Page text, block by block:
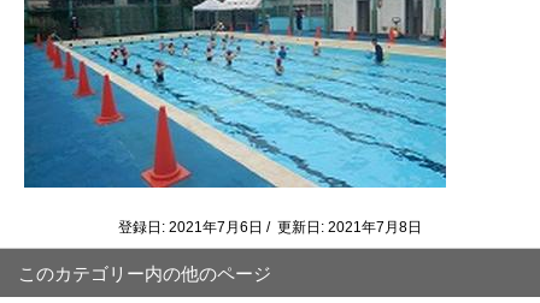
登録日: 2021年7月6日 / 更新日: 2021年7月8日
このカテゴリー内の他のページ